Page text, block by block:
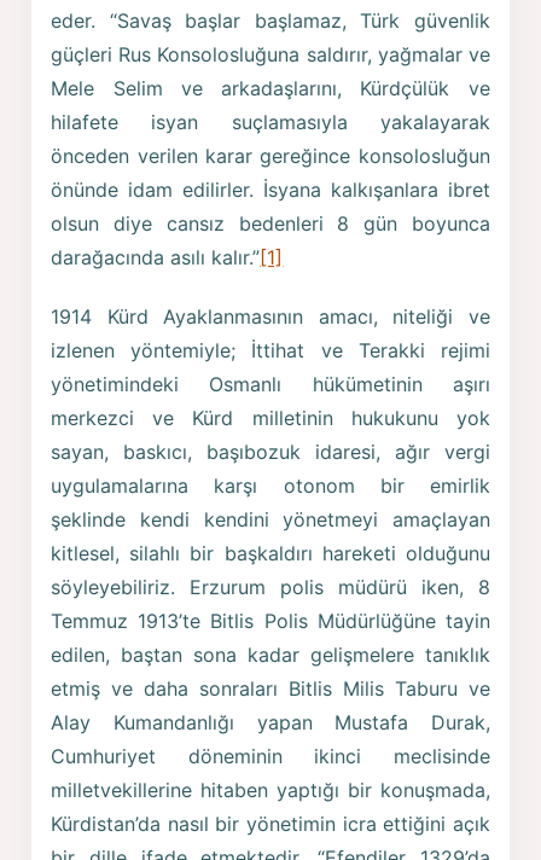
eder. “Savaş başlar başlamaz, Türk güvenlik
güçleri Rus Konsolosluğuna saldırır, yağmalar ve
Mele Selim ve arkadaşlarını, Kürdçülük ve
hilafete isyan suçlamasıyla yakalayarak
önceden verilen karar gereğince konsolosluğun
önünde idam edilirler. İsyana kalkışanlara ibret
olsun diye cansız bedenleri 8 gün boyunca
darağacında asılı kalır.”[1]
1914 Kürd Ayaklanmasının amacı, niteliği ve
izlenen yöntemiyle; İttihat ve Terakki rejimi
yönetimindeki Osmanlı hükümetinin aşırı
merkezci ve Kürd milletinin hukukunu yok
sayan, baskıcı, başıbozuk idaresi, ağır vergi
uygulamalarına karşı otonom bir emirlik
şeklinde kendi kendini yönetmeyi amaçlayan
kitlesel, silahlı bir başkaldırı hareketi olduğunu
söyleyebiliriz. Erzurum polis müdürü iken, 8
Temmuz 1913’te Bitlis Polis Müdürlüğüne tayin
edilen, baştan sona kadar gelişmelere tanıklık
etmiş ve daha sonraları Bitlis Milis Taburu ve
Alay Kumandanlığı yapan Mustafa Durak,
Cumhuriyet döneminin ikinci meclisinde
milletvekillerine hitaben yaptığı bir konuşmada,
Kürdistan’da nasıl bir yönetimin icra ettiğini açık